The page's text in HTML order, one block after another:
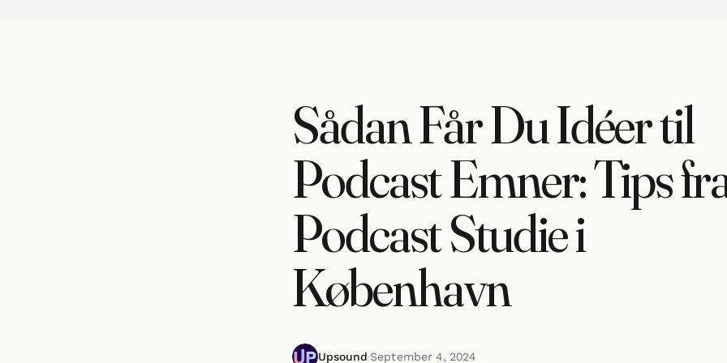
Sådan Får Du Idéer til
Podcast Emner: Tips
Podcast Studie i
København
Upsound·September 4, 2024